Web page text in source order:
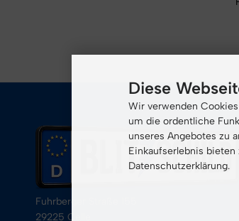
Fuhrberger Straße 155
29225 Celle
Diese
Wir verwenden
um die ordentliche
unseres Angebotes zu
Einkaufserlebnis
Datenschutzerklärung.